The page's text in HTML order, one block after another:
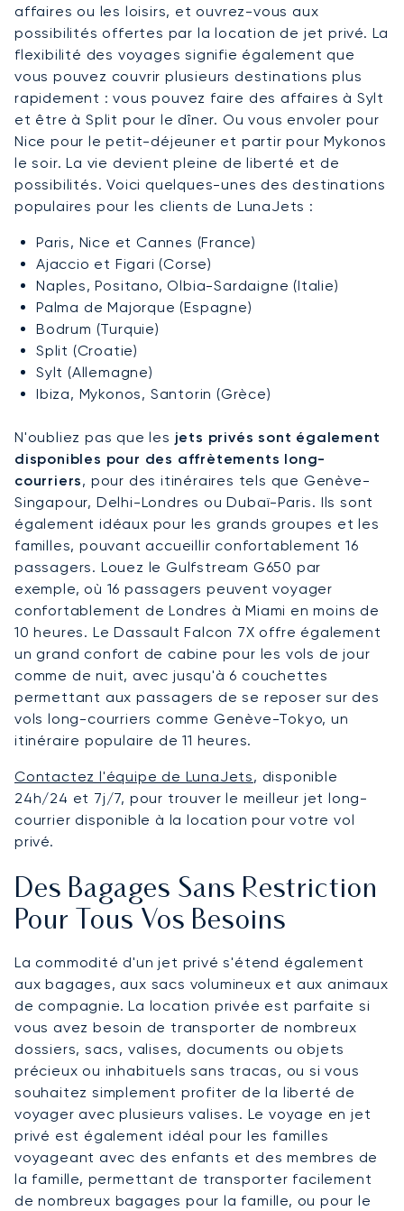
affaires ou les loisirs, et ouvrez-vous aux
possibilités offertes par la location de jet privé. La
flexibilité des voyages signifie également que
vous pouvez couvrir plusieurs destinations plus
rapidement : vous pouvez faire des affaires à Sylt
et être à Split pour le dîner. Ou vous envoler pour
Nice pour le petit-déjeuner et partir pour Mykonos
le soir. La vie devient pleine de liberté et de
possibilités. Voici quelques-unes des destinations
populaires pour les clients de LunaJets :
Paris, Nice et Cannes (France)
Ajaccio et Figari (Corse)
Naples, Positano, Olbia-Sardaigne (Italie)
Palma de Majorque (Espagne)
Bodrum (Turquie)
Split (Croatie)
Sylt (Allemagne)
Ibiza, Mykonos, Santorin (Grèce)
N'oubliez pas que les jets privés sont également
disponibles pour des affrètements long-
courriers, pour des itinéraires tels que Genève-
Singapour, Delhi-Londres ou Dubaï-Paris. Ils sont
également idéaux pour les grands groupes et les
familles, pouvant accueillir confortablement 16
passagers. Louez le Gulfstream G650 par
exemple, où 16 passagers peuvent voyager
confortablement de Londres à Miami en moins de
10 heures. Le Dassault Falcon 7X offre également
un grand confort de cabine pour les vols de jour
comme de nuit, avec jusqu'à 6 couchettes
permettant aux passagers de se reposer sur des
vols long-courriers comme Genève-Tokyo, un
itinéraire populaire de 11 heures.
Contactez l'équipe de LunaJets, disponible
24h/24 et 7j/7, pour trouver le meilleur jet long-
courrier disponible à la location pour votre vol
privé.
Des Bagages Sans Restriction
Pour Tous Vos Besoins
La commodité d'un jet privé s'étend également
aux bagages, aux sacs volumineux et aux animaux
de compagnie. La location privée est parfaite si
vous avez besoin de transporter de nombreux
dossiers, sacs, valises, documents ou objets
précieux ou inhabituels sans tracas, ou si vous
souhaitez simplement profiter de la liberté de
voyager avec plusieurs valises. Le voyage en jet
privé est également idéal pour les familles
voyageant avec des enfants et des membres de
la famille, permettant de transporter facilement
de nombreux bagages pour la famille, ou pour le